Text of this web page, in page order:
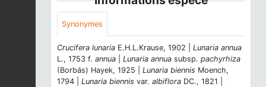
Synonymes
Crucifera lunaria E.H.L.Krause, 1902 | Lunaria annua
L., 1753 f. annua Lunaria annua subsp. pachyrhiza
(Borbás) Hayek, 1925 | Lunaria biennis Moench,
1794 | Lunaria biennis var. albiflora DC., 1821 |